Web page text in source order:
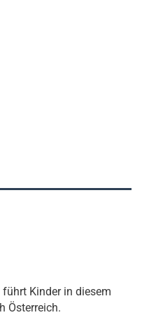
Kinder in diesem
Österreich.